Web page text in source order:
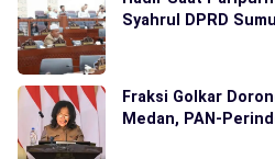
Syahrul DPRD
Fraksi Golkar
Medan, PAN-